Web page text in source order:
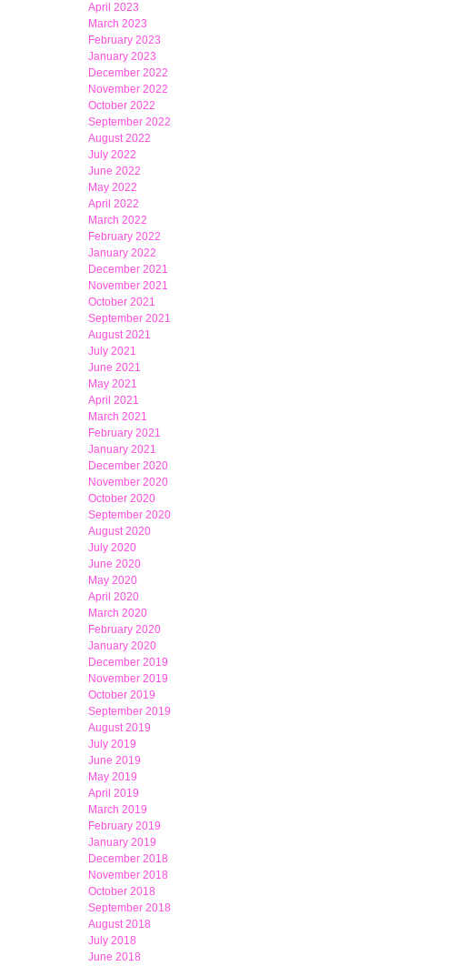
April 2023
March 2023
February 2023
January 2023
December 2022
November 2022
October 2022
September 2022
August 2022
July 2022
June 2022
May 2022
April 2022
March 2022
February 2022
January 2022
December 2021
November 2021
October 2021
September 2021
August 2021
July 2021
June 2021
May 2021
April 2021
March 2021
February 2021
January 2021
December 2020
November 2020
October 2020
September 2020
August 2020
July 2020
June 2020
May 2020
April 2020
March 2020
February 2020
January 2020
December 2019
November 2019
October 2019
September 2019
August 2019
July 2019
June 2019
May 2019
April 2019
March 2019
February 2019
January 2019
December 2018
November 2018
October 2018
September 2018
August 2018
July 2018
June 2018